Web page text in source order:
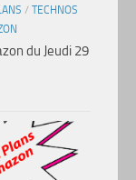
/ TECHNOS
du Jeudi 29